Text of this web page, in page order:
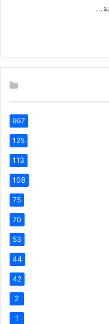
997
125
113
108
75
70
53
44
42
2
1